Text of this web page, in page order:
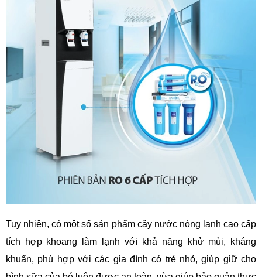
Tuy nhiên, có một số sản phẩm cây nước nóng lạnh cao cấp
tích hợp khoang làm lạnh với khả năng khử mùi, kháng
khuẩn, phù hợp với các gia đình có trẻ nhỏ, giúp giữ cho